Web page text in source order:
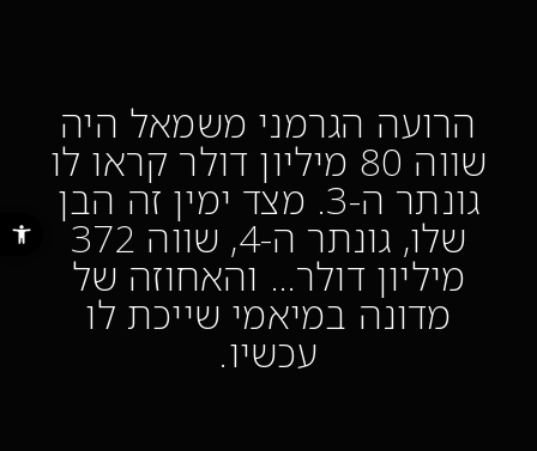
פתח סרגל
הרועה הגרמני משמאל היה
שווה 80 מיליון דולר קראו לו
גונתר ה-3. מצד ימין זה הבן
שלו, גונתר ה-4, שווה 372
מיליון דולר… והאחוזה של
מדונה במיאמי שייכת לו
עכשיו.